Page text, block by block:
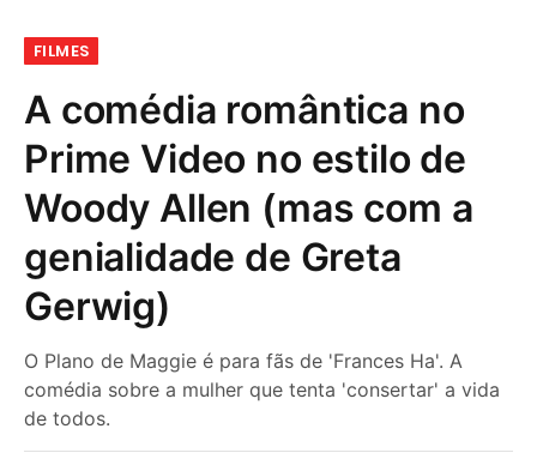
FILMES
A comédia romântica no
Prime Video no estilo de
Woody Allen (mas com a
genialidade de Greta
Gerwig)
O Plano de Maggie é para fãs de 'Frances Ha'. A
comédia sobre a mulher que tenta 'consertar' a vida
de todos.